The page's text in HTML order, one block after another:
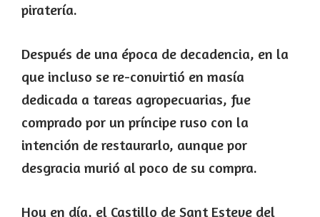
piratería.
Después de una época de decadencia, en la
que incluso se re-convirtió en masía
dedicada a tareas agropecuarias, fue
comprado por un príncipe ruso con la
intención de restaurarlo, aunque por
desgracia murió al poco de su compra.
Hoy en día, el Castillo de Sant Esteve del